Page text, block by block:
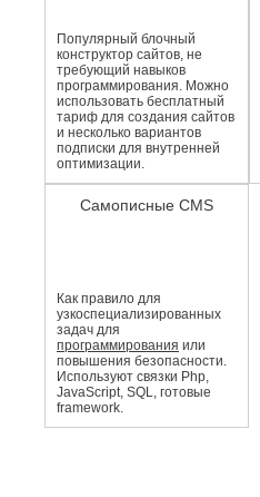
Популярный блочный
конструктор сайтов, не
требующий навыков
программирования. Можно
использовать бесплатный
тариф для создания сайтов
и несколько вариантов
подписки для внутренней
оптимизации.
Самописные CMS
Как правило для
узкоспециали­зированных
задач для
программирования или
повышения безопасности.
Используют связки Php,
JavaScript, SQL, готовые
framework.